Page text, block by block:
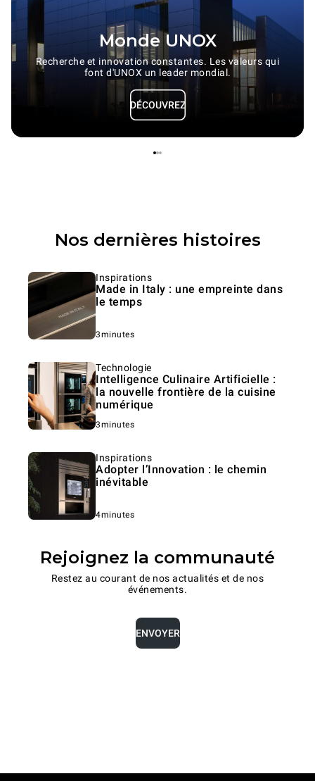
Monde UNOX
Recherche et innovation constantes. Les valeurs qui
font d'UNOX un leader mondial.
DÉCOUVREZ
Nos dernières histoires
Inspirations
Made in Italy : une empreinte dans
le temps
3minutes
Technologie
Intelligence Culinaire Artificielle :
la nouvelle frontière de la cuisine
numérique
3minutes
Inspirations
Adopter l’Innovation : le chemin
inévitable
4minutes
Rejoignez la communauté
Restez au courant de nos actualités et de nos
événements.
ENVOYER